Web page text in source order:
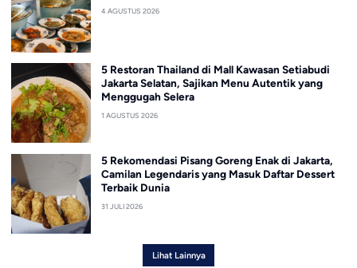
4 AGUSTUS 2026
5 Restoran Thailand di Mall Kawasan Setiabudi
Jakarta Selatan, Sajikan Menu Autentik yang
Menggugah Selera
1 AGUSTUS 2026
5 Rekomendasi Pisang Goreng Enak di Jakarta,
Camilan Legendaris yang Masuk Daftar Dessert
Terbaik Dunia
31 JULI 2026
Lihat Lainnya